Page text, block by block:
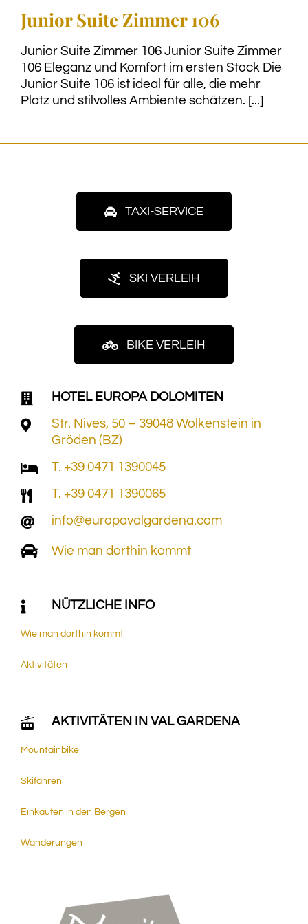
Junior Suite Zimmer 106
Junior Suite Zimmer 106 Junior Suite Zimmer
106 Eleganz und Komfort im ersten Stock Die
Junior Suite 106 ist ideal für alle, die mehr
Platz und stilvolles Ambiente schätzen. [...]
TAXI-SERVICE
SKI VERLEIH
BIKE VERLEIH
HOTEL EUROPA DOLOMITEN
Str. Nives, 50 – 39048 Wolkenstein in
Gröden (BZ)
T. +39 0471 1390045
T. +39 0471 1390065
info@europavalgardena.com
Wie man dorthin kommt
NÜTZLICHE INFO
Wie man dorthin kommt
Aktivitäten
AKTIVITÄTEN IN VAL GARDENA
Mountainbike
Skifahren
Einkaufen in den Bergen
Wanderungen